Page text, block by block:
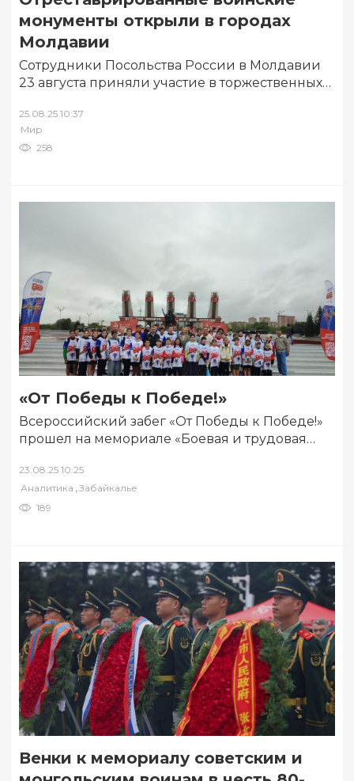
монументы открыли в городах
Молдавии
Сотрудники Посольства России в Молдавии
23 августа приняли участие в торжественных
отреставрированных воинских монументов.
Об…
25.08.25 10:37
Мир
258
«От Победы к Победе!»
Всероссийский забег «От Победы к Победе!»
прошел на мемориале «Боевая и трудовая
колонны…
23.08.25 10:25
Аналитика ,Забайкалье
189
Венки к мемориалу советским и